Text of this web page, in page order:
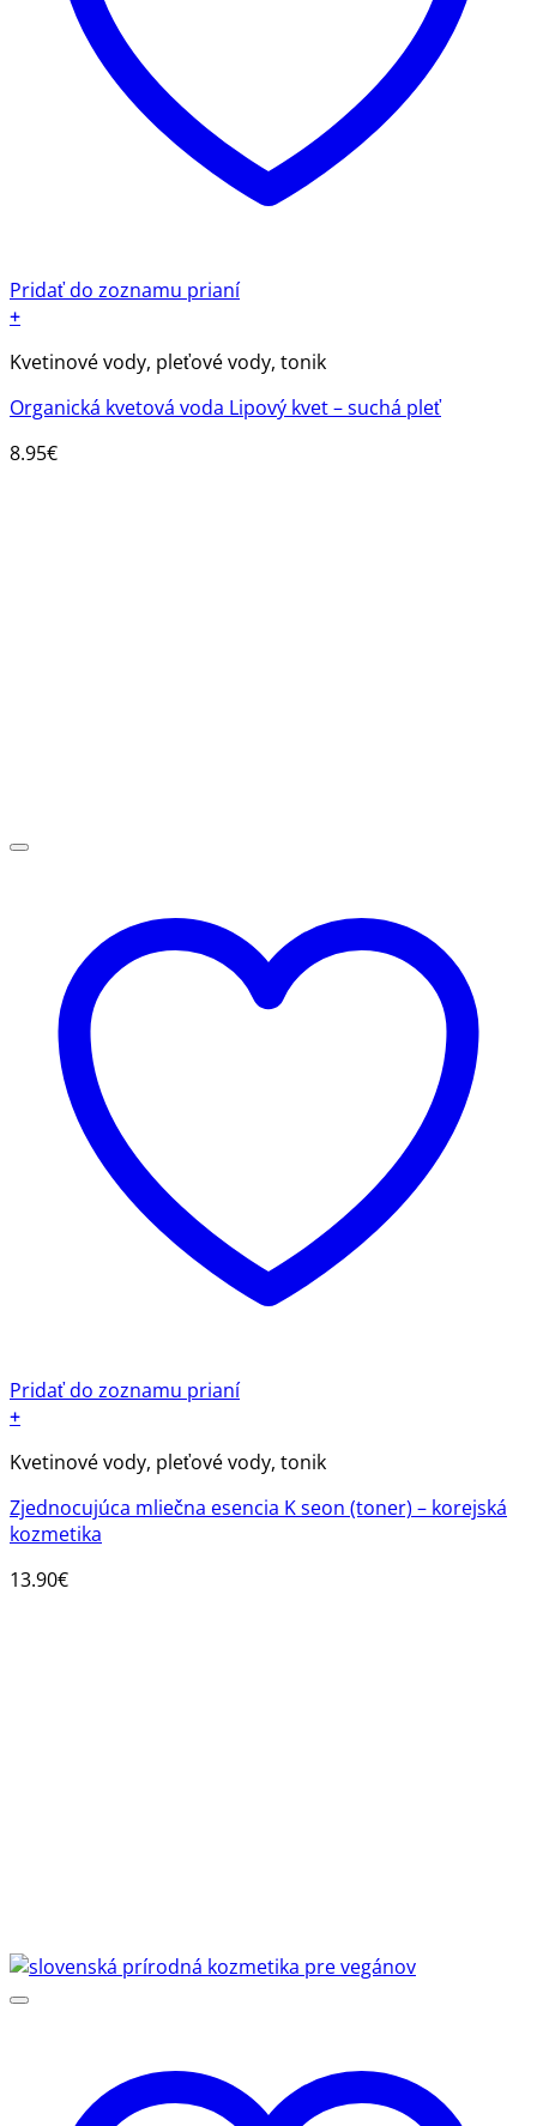
Pridať do zoznamu prianí
+
Kvetinové vody, pleťové vody, tonik
Organická kvetová voda Lipový kvet – suchá pleť
8.95€
Pridať do zoznamu prianí
+
Kvetinové vody, pleťové vody, tonik
Zjednocujúca mliečna esencia K seon (toner) – korejská
kozmetika
13.90€